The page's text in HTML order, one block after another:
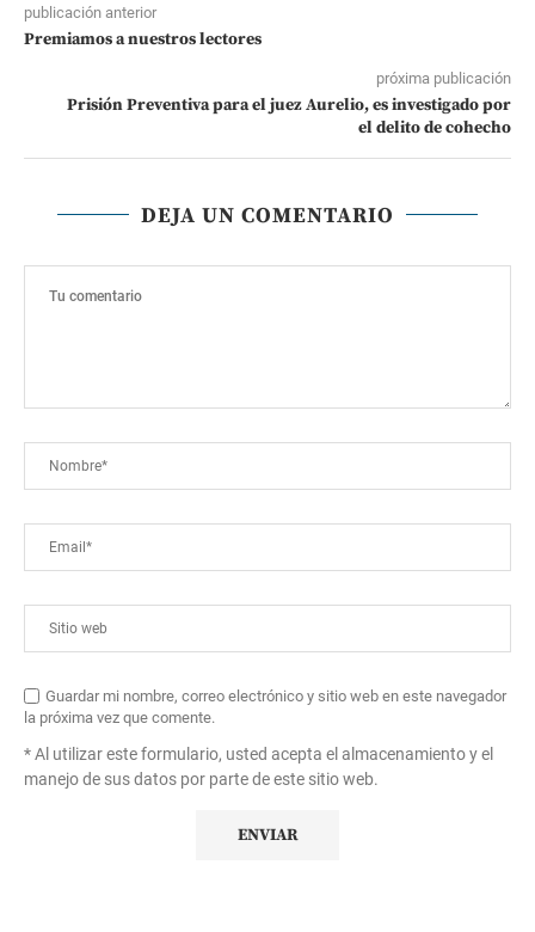
publicación anterior
Premiamos a nuestros lectores
próxima publicación
Prisión Preventiva para el juez Aurelio, es investigado por
el delito de cohecho
DEJA UN COMENTARIO
Guardar mi nombre, correo electrónico y sitio web en este navegador
la próxima vez que comente.
* Al utilizar este formulario, usted acepta el almacenamiento y el
manejo de sus datos por parte de este sitio web.